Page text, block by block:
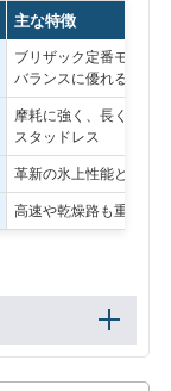
主な特徴
ブリザック定番モデル
バランスに優れる
摩耗に強く、長く使い
スタッドレス
革新の氷上性能と静粛
高速や乾燥路も重視し